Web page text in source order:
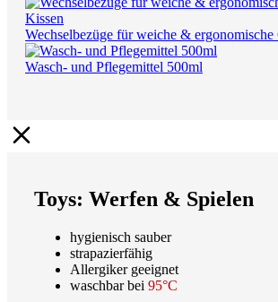
Wechselbezüge für weiche &
Wasch- und Pflegemittel 500ml
Toys: Werfen & Spielen
hygienisch sauber
strapazierfähig
Allergiker geeignet
waschbar bei 95°C